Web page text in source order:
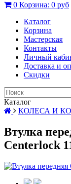
0 Корзина: 0 руб
Каталог
Корзина
Мастерская
Контакты
Личный
Доставка и
Скидки
Каталог
КОЛЕСА И
Втулка
Centerlock